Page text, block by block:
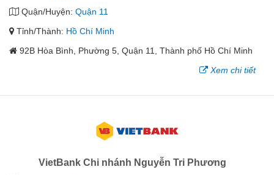
Quận/Huyện: Quận 11
Tỉnh/Thành: Hồ Chí Minh
92B Hòa Bình, Phường 5, Quận 11, Thành phố Hồ Chí Minh
Xem chi tiết
VietBank Chi nhánh Nguyễn Tri Phương